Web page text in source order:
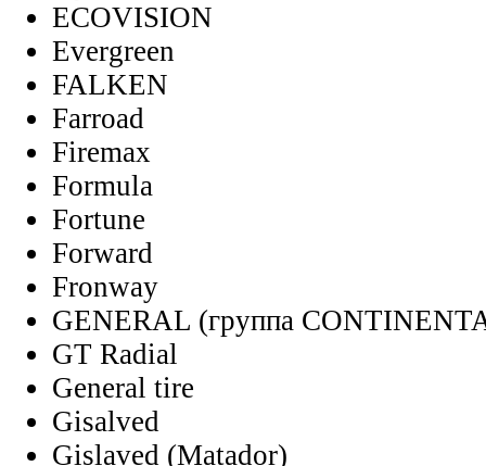
ECOVISION
Evergreen
FALKEN
Farroad
Firemax
Formula
Fortune
Forward
Fronway
GENERAL (группа
GT Radial
General tire
Gisalved
Gislaved (Matador)